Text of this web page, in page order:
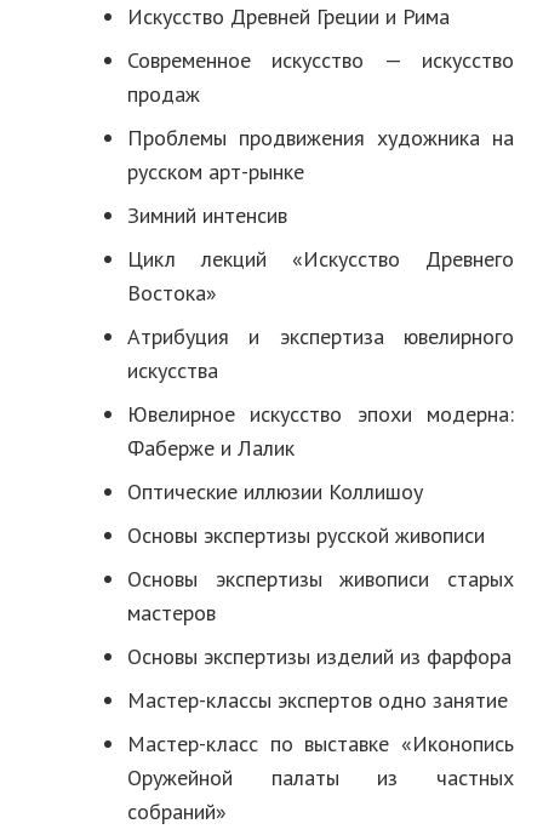
Искусство Древней Греции и Рима
Современное искусство — искусство
продаж
Проблемы продвижения художника на
русском арт-рынке
Зимний интенсив
Цикл лекций «Искусство Древнего
Востока»
Атрибуция и экспертиза ювелирного
искусства
Ювелирное искусство эпохи модерна:
Фаберже и Лалик
Оптические иллюзии Коллишоу
Основы экспертизы русской живописи
Основы экспертизы живописи старых
мастеров
Основы экспертизы изделий из фарфора
Мастер-классы экспертов одно занятие
Мастер-класс по выставке «Иконопись
Оружейной палаты из частных
собраний»